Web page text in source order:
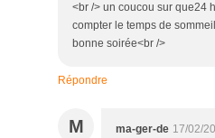
<br /> un coucou sur que24
compter le temps de
bonne soirée<br />
Répondre
M ma-ger-de 17/02/